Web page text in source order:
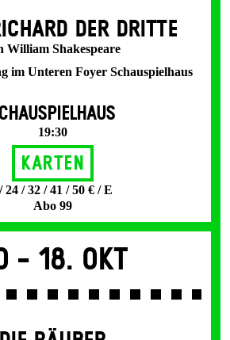
DER DRITTE
William Shakespeare
im Unteren Foyer Schauspielhaus
19:30
Karten
24 / 32 / 41 / 50 € / E
Abo 99
- 18. Okt